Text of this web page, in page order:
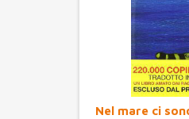
Nel mare ci